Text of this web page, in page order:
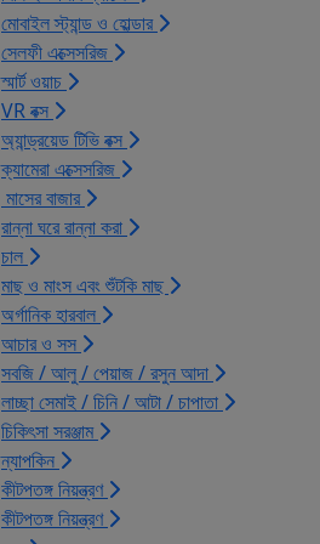
মোবাইল স্ট্যান্ড ও হোল্ডার
সেলফী এক্সেসরিজ
স্মার্ট ওয়াচ
VR বক্স
অ্যান্ড্রয়েড টিভি বক্স
ক্যামেরা এক্সেসরিজ
মাসের বাজার
রান্না ঘরে রান্না করা
চাল
মাছ ও মাংস এবং শুঁটকি মাছ
অর্গানিক হারবাল
আচার ও সস
সবজি / আলু / পেয়াজ / রসুন আদা
লাচ্ছা সেমাই / চিনি / আটা / চাপাতা
চিকিৎসা সরঞ্জাম
ন্যাপকিন
কীটপতঙ্গ নিয়ন্ত্রণ
কীটপতঙ্গ নিয়ন্ত্রণ